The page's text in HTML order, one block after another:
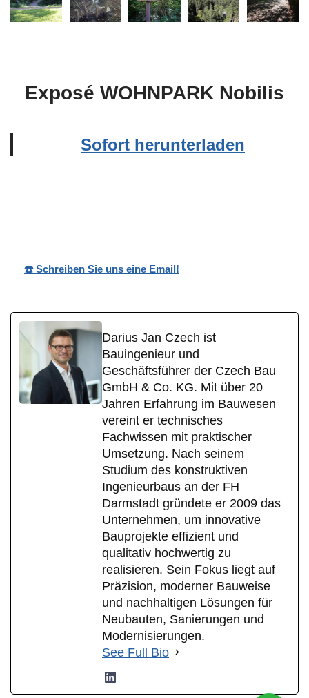
Exposé WOHNPARK Nobilis
Sofort herunterladen
☎️ Schreiben Sie uns eine Email!
Darius Jan Czech ist
Bauingenieur und
Geschäftsführer der Czech Bau
GmbH & Co. KG. Mit über 20
Jahren Erfahrung im Bauwesen
vereint er technisches
Fachwissen mit praktischer
Umsetzung. Nach seinem
Studium des konstruktiven
Ingenieurbaus an der FH
Darmstadt gründete er 2009 das
Unternehmen, um innovative
Bauprojekte effizient und
qualitativ hochwertig zu
realisieren. Sein Fokus liegt auf
Präzision, moderner Bauweise
und nachhaltigen Lösungen für
Neubauten, Sanierungen und
Modernisierungen.
See Full Bio